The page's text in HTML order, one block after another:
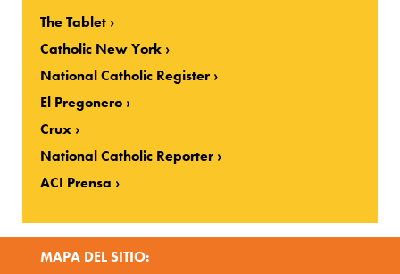
The Tablet
Catholic New York
National Catholic Register
El Pregonero
Crux
National Catholic Reporter
ACI Prensa
MAPA DEL SITIO: